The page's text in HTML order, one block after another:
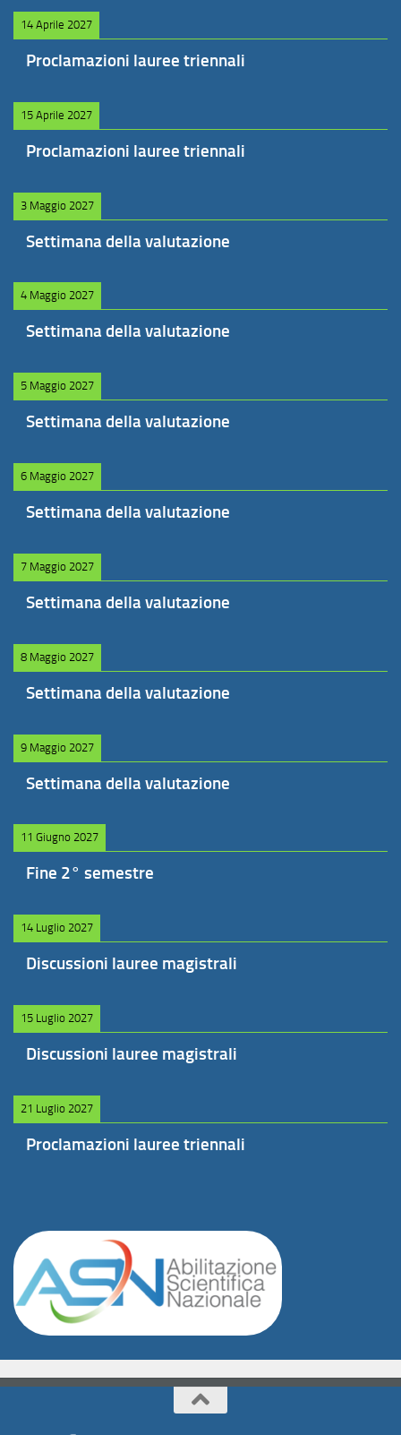
14 Aprile 2027
Proclamazioni lauree triennali
15 Aprile 2027
Proclamazioni lauree triennali
3 Maggio 2027
Settimana della valutazione
4 Maggio 2027
Settimana della valutazione
5 Maggio 2027
Settimana della valutazione
6 Maggio 2027
Settimana della valutazione
7 Maggio 2027
Settimana della valutazione
8 Maggio 2027
Settimana della valutazione
9 Maggio 2027
Settimana della valutazione
11 Giugno 2027
Fine 2° semestre
14 Luglio 2027
Discussioni lauree magistrali
15 Luglio 2027
Discussioni lauree magistrali
21 Luglio 2027
Proclamazioni lauree triennali